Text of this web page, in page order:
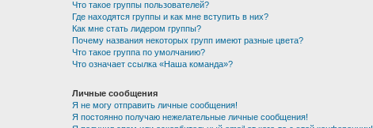
Что такое группы пользователей?
Где находятся группы и как мне вступить в них?
Как мне стать лидером группы?
Почему названия некоторых групп имеют разные цвета?
Что такое группа по умолчанию?
Что означает ссылка «Наша команда»?
Личные сообщения
Я не могу отправить личные сообщения!
Я постоянно получаю нежелательные личные сообщения!